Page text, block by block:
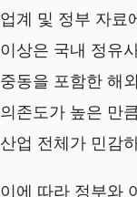
업계 및 정부 자료
이상은 국내 정유
중동을 포함한 해
의존도가 높은 만
산업 전체가 민감
이에 따라 정부와